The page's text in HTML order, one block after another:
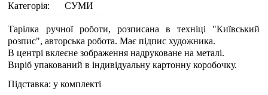
Категорія:
СУМИ
Тарілка ручної роботи, розписана в техніці "Київський
розпис", авторська робота. Має підпис художника.
В центрі вклеєне зображення надруковане на металі.
Виріб упакований в індивідуальну картонну коробочку.
Підставка: у комплекті